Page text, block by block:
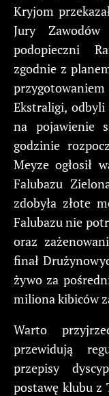
Kryjom
Jury
podopieczni
zgodnie z
Ekstraligi,
na pojawienie
godzinie
Meyze ogłosił
Falubazu
zdobyła złote
Falubazu nie
oraz
finał
żywo za
miliona kibiców
Warto
przewidują
przepisy
postawę klubu z